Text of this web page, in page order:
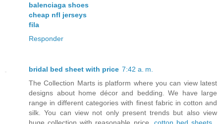
balenciaga shoes
cheap nfl jerseys
fila
Responder
bridal bed sheet with price 7:42 a. m.
The Collection Marts is platform where you can view latest
designs about home décor and bedding. We have large
range in different categories with finest fabric in cotton and
silk. You can view not only present trends but also view
huge collection with reasonable price. cotton bed sheets,